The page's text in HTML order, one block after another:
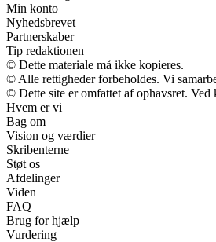
Min konto
Nyhedsbrevet
Partnerskaber
Tip redaktionen
© Dette materiale må ikke kopieres.
© Alle rettigheder forbeholdes. Vi
© Dette site er omfattet af ophavsret.
Hvem er vi
Bag om
Vision og værdier
Skribenterne
Støt os
Afdelinger
Viden
FAQ
Brug for hjælp
Vurdering